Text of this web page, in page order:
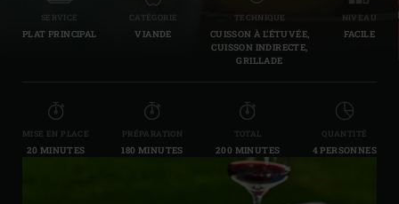
SERVICE
PLAT PRINCIPAL
CATÉGORIE
VIANDE
TECHNIQUE
CUISSON À L’ÉTUVÉE,
CUISSON INDIRECTE,
GRILLADE
NIVEAU
FACILE
MISE EN PLACE
20 MINUTES
PRÉPARATION
180 MINUTES
TOTAL
200 MINUTES
QUANTITÉ
4 PERSONNES